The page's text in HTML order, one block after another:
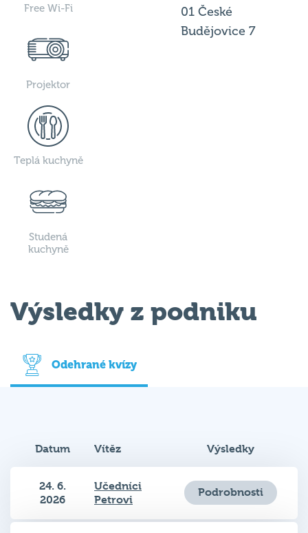
Free Wi-Fi
Projektor
Teplá kuchyně
Studená
kuchyně
01 České
Budějovice 7
Výsledky z podniku
Odehrané kvízy
Datum Vítěz Výsledky
24. 6.
2026
Učedníci
Petrovi
Podrobnosti